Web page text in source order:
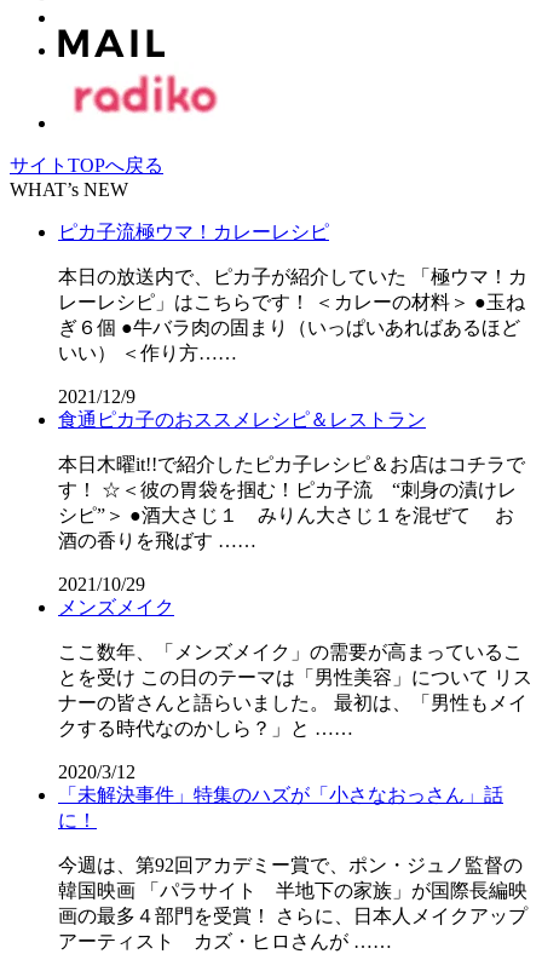
サイトTOPへ戻る
WHAT’s NEW
ピカ子流極ウマ！カレーレシピ
本日の放送内で、ピカ子が紹介していた 「極ウマ！カ
レーレシピ」はこちらです！ ＜カレーの材料＞ ●玉ね
ぎ６個 ●牛バラ肉の固まり（いっぱいあればあるほど
いい） ＜作り方……
2021/12/9
食通ピカ子のおススメレシピ＆レストラン
本日木曜it!!で紹介したピカ子レシピ＆お店はコチラで
す！ ☆＜彼の胃袋を掴む！ピカ子流 “刺身の漬けレ
シピ”＞ ●酒大さじ１ みりん大さじ１を混ぜて お
酒の香りを飛ばす ……
2021/10/29
メンズメイク
ここ数年、「メンズメイク」の需要が高まっているこ
とを受け この日のテーマは「男性美容」について リス
ナーの皆さんと語らいました。 最初は、「男性もメイ
クする時代なのかしら？」と ……
2020/3/12
「未解決事件」特集のハズが「小さなおっさん」話
に！
今週は、第92回アカデミー賞で、ポン・ジュノ監督の
韓国映画 「パラサイト 半地下の家族」が国際長編映
画の最多４部門を受賞！ さらに、日本人メイクアップ
アーティスト カズ・ヒロさんが ……